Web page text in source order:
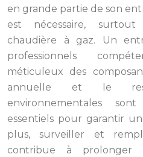
en grande partie de son
est nécessaire, surtout
chaudière à gaz. Un
professionnels
méticuleux des
annuelle et le
environnementales
essentiels pour garantir
plus, surveiller et
contribue à